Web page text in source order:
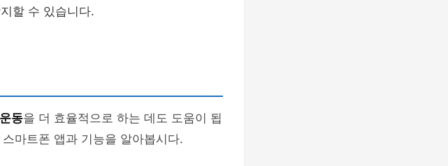
할 수 있습니다.
운동을 더 효율적으로 하는 데도 도움이 됩
마트폰 앱과 기능을 알아봅시다.